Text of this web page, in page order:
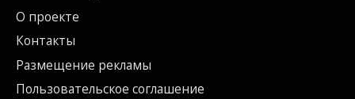
О проекте
Контакты
Размещение рекламы
Пользовательское соглашение